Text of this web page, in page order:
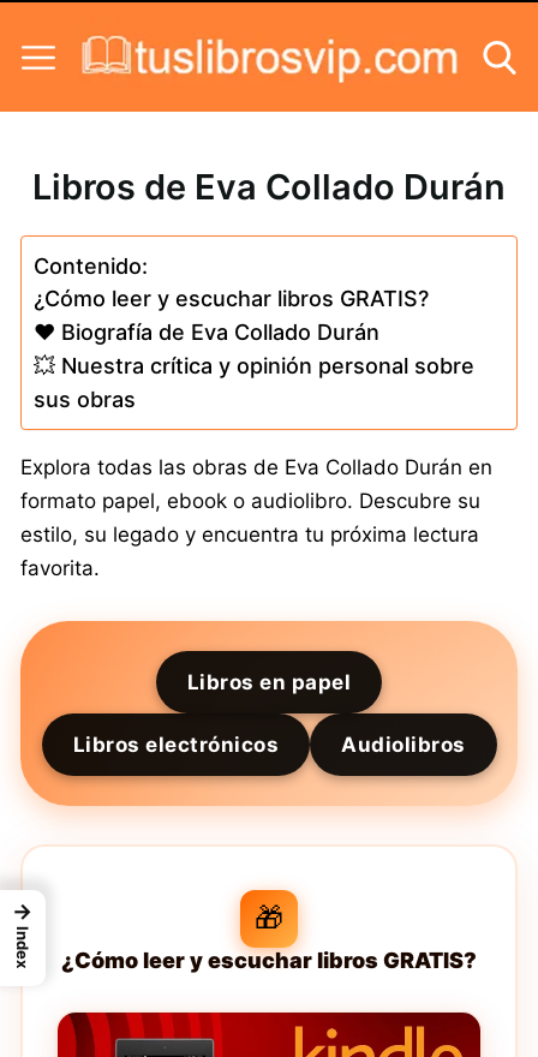
Libros de Eva Collado Durán
Contenido:
¿Cómo leer y escuchar libros GRATIS?
❤️ Biografía de Eva Collado Durán
💥 Nuestra crítica y opinión personal sobre
sus obras
Explora todas las obras de Eva Collado Durán en
formato papel, ebook o audiolibro. Descubre su
estilo, su legado y encuentra tu próxima lectura
favorita.
Libros en papel
Libros electrónicos Audiolibros
🎁
¿Cómo leer y escuchar libros GRATIS?
→
Index